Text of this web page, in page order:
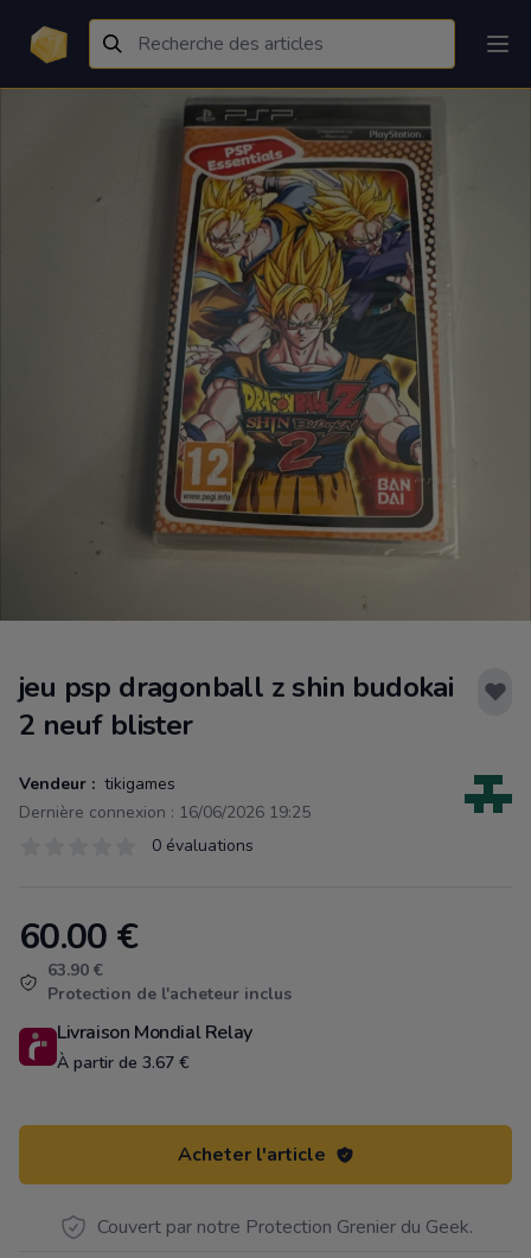
jeu psp dragonball z shin budokai
2 neuf blister
Vendeur : tikigames
Dernière connexion : 16/06/2026 19:25
0 évaluations
Product information
60.00 €
63.90 €
Protection de l'acheteur inclus
Livraison Mondial Relay
À partir de 3.67 €
Acheter l'article
Couvert par notre Protection Grenier du Geek.